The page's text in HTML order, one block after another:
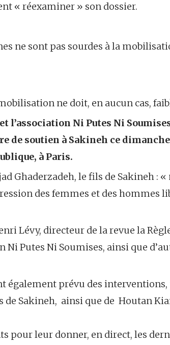
« réexaminer » son dossier.
ne sont pas sourdes à la
ne doit, en aucun cas,
l’association Ni Putes Ni
de soutien à Sakineh ce dimanche
à Paris.
Ghaderzadeh, le fils de Sakineh : «
des femmes et des hommes
Lévy, directeur de la revue la
Ni Putes Ni Soumises, ainsi que
également prévu des interventions,
de Sakineh, ainsi que de Houtan
pour leur donner, en direct, les